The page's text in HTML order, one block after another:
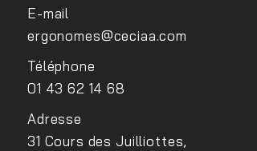
Conférence sur le
handicap visuel au sein du
E-mail
ergonomes@ceciaa.com
Téléphone
01 43 62 14 68
Adresse
31 Cours des Juilliottes,